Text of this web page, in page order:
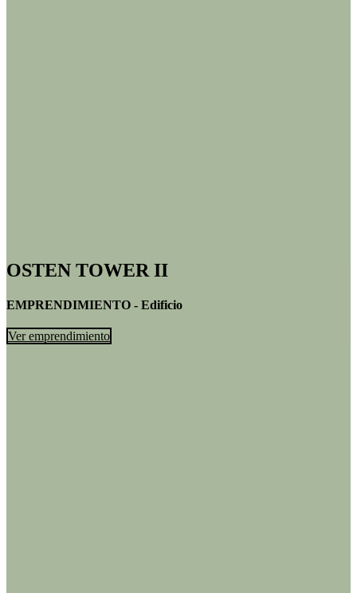
OSTEN TOWER II
EMPRENDIMIENTO - Edificio
Ver emprendimiento